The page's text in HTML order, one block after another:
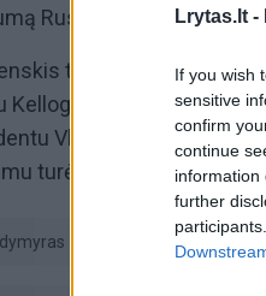
Lrytas.lt -
If you wish
sensitive
confirm
continue
information
further
Rusijos atakų metu.
taip pat sakė, kad
Kelloggu, kad aptartų
Vladimiru Putinu,
turėtų susitikti vėliau
Zelenskis Kijevas